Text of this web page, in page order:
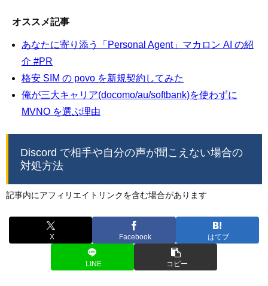
オススメ記事
あなたに寄り添う「Personal Agent」マカロン AI の紹
介 #PR
格安 SIM の povo を新規契約してみた
俺が三大キャリア(docomo/au/softbank)を使わずに
MVNO を選ぶ理由
Discord で相手や自分の声が聞こえない場合の
対処方法
記事内にアフィリエイトリンクを含む場合があります
X Facebook はてブ
LINE コピー